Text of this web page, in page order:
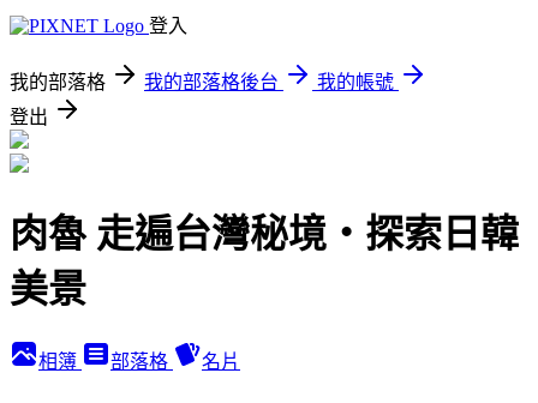
登入
我的部落格 我的部落格後台
我的帳號
登出
肉魯 走遍台灣秘境・探索日韓
美景
相簿 部落格 名片